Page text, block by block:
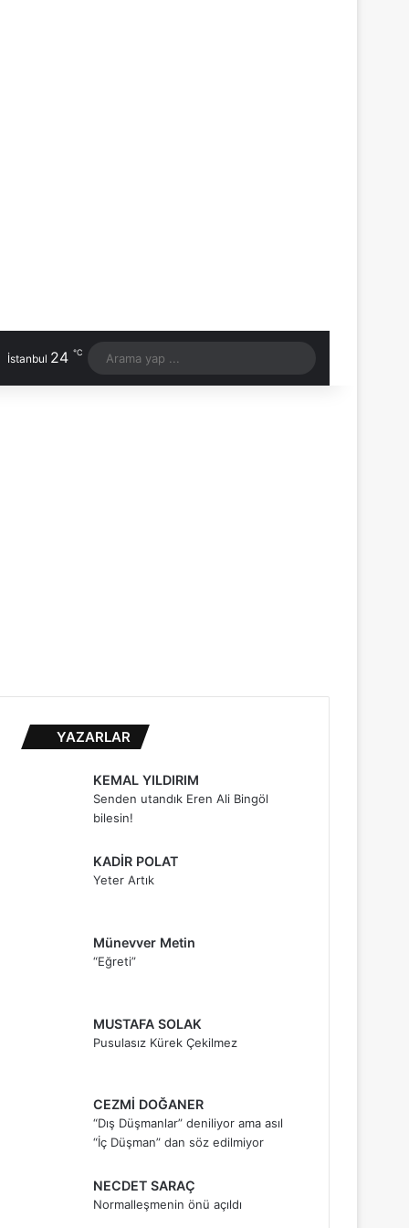
İstanbul 24 ℃
yap
YAZARLAR
KEMAL YILDIRIM
Senden utandık Eren Ali Bingöl
bilesin!
KADİR POLAT
Yeter Artık
Münevver Metin
“Eğreti”
MUSTAFA SOLAK
Pusulasız Kürek Çekilmez
CEZMİ DOĞANER
“Dış Düşmanlar” deniliyor ama asıl
“İç Düşman” dan söz edilmiyor
NECDET SARAÇ
Normalleşmenin önü açıldı